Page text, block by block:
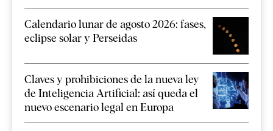
Calendario lunar de agosto 2026: fases,
eclipse solar y Perseidas
Claves y prohibiciones de la nueva ley
de Inteligencia Artificial: así queda el
nuevo escenario legal en Europa